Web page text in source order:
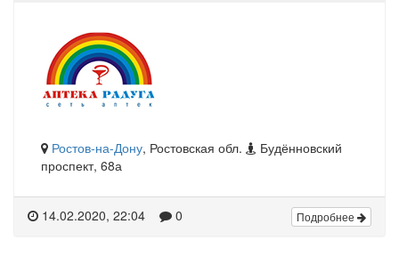
Ростов-на-Дону, Ростовская обл.
Будённовский
проспект, 68а
14.02.2020, 22:04 0 Подробнее